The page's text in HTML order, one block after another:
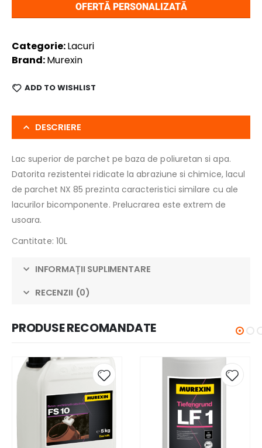
OFERTĂ PERSONALIZATĂ
Categorie:Lacuri
Brand:Murexin
ADD TO WISHLIST
DESCRIERE
Lac superior de parchet pe baza de poliuretan si apa.
Datorita rezistentei ridicate la abraziune si chimice, lacul
de parchet NX 85 prezinta caracteristici similare cu ale
lacurilor bicomponente. Prelucrarea este extrem de
usoara.
Cantitate: 10L
INFORMAȚII SUPLIMENTARE
RECENZII (0)
PRODUSE RECOMANDATE